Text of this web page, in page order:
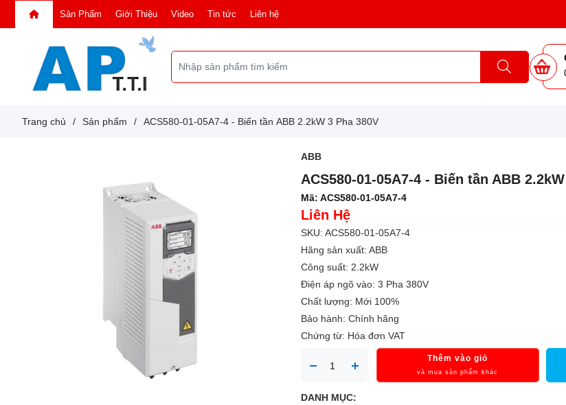
Sản Phẩm Giới Thiệu Video Tin tức Liên hệ
Trang chủ / Sản phẩm / ACS580-01-05A7-4 - Biến tần ABB 2.2kW 3 Pha 380V
ABB
ACS580-01-05A7-4 - Biến tần ABB
Mã:ACS580-01-05A7-4
Liên Hệ
SKU: ACS580-01-05A7-4
Hãng sản xuất: ABB
Công suất: 2.2kW
Điện áp ngõ vào: 3 Pha 380V
Chất lượng: Mới 100%
Bảo hành: Chính hãng
Chứng từ: Hóa đơn VAT
Thêm vào giỏ
và mua sản phẩm khác
DANH MỤC: